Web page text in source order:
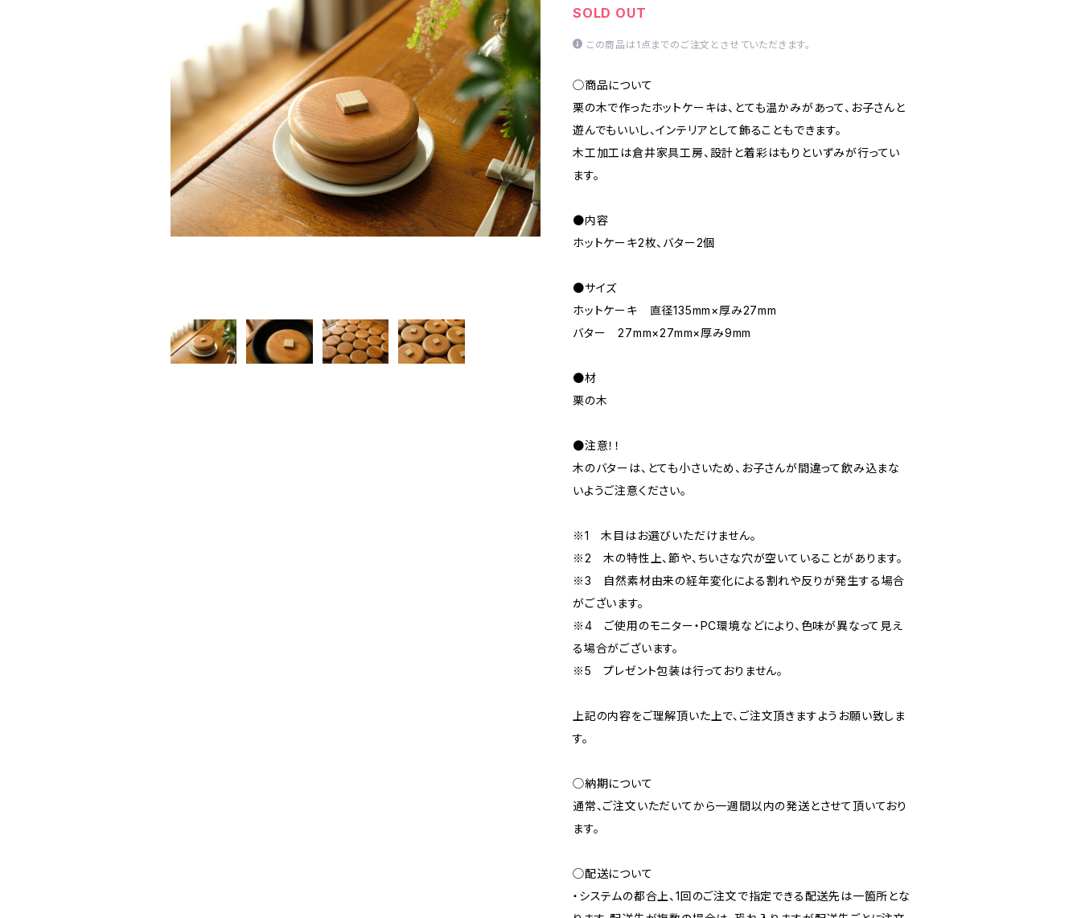
SOLD OUT
この商品は1点までのご注文とさせていただきます。
◯商品について
栗の木で作ったホットケーキは、とても温かみがあって、お子さんと
遊んでもいいし、インテリアとして飾ることもできます。
木工加工は倉井家具工房、設計と着彩はもりといずみが行ってい
ます。
●内容
ホットケーキ2枚、バター2個
●サイズ
ホットケーキ 直径135mm×厚み27mm
バター 27mm×27mm×厚み9mm
●材
栗の木
●注意！！
木のバターは、とても小さいため、お子さんが間違って飲み込まな
いようご注意ください。
※1 木目はお選びいただけません。
※2 木の特性上、節や、ちいさな穴が空いていることがあります。
※3 自然素材由来の経年変化による割れや反りが発生する場合
がございます。
※4 ご使用のモニター・PC環境などにより、色味が異なって見え
る場合がございます。
※5 プレゼント包装は行っておりません。
上記の内容をご理解頂いた上で、ご注文頂きますようお願い致しま
す。
◯納期について
通常、ご注文いただいてから一週間以内の発送とさせて頂いており
ます。
◯配送について
・システムの都合上、1回のご注文で指定できる配送先は一箇所とな